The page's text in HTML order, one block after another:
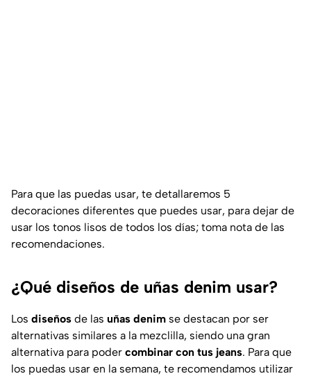
Para que las puedas usar, te detallaremos 5
decoraciones diferentes que puedes usar, para dejar de
usar los tonos lisos de todos los días; toma nota de las
recomendaciones.
¿Qué diseños de uñas denim usar?
Los diseños de las uñas denim se destacan por ser
alternativas similares a la mezclilla, siendo una gran
alternativa para poder combinar con tus jeans. Para que
los puedas usar en la semana, te recomendamos utilizar